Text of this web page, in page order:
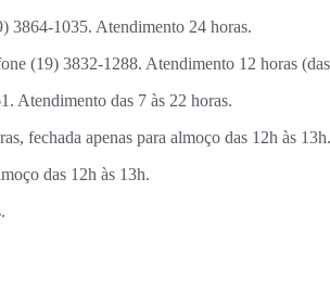
3864-1035. Atendimento 24 horas.
(19) 3832-1288. Atendimento 12 horas
Atendimento das 7 às 22 horas.
fechada apenas para almoço das 12h às 13h.
das 12h às 13h.